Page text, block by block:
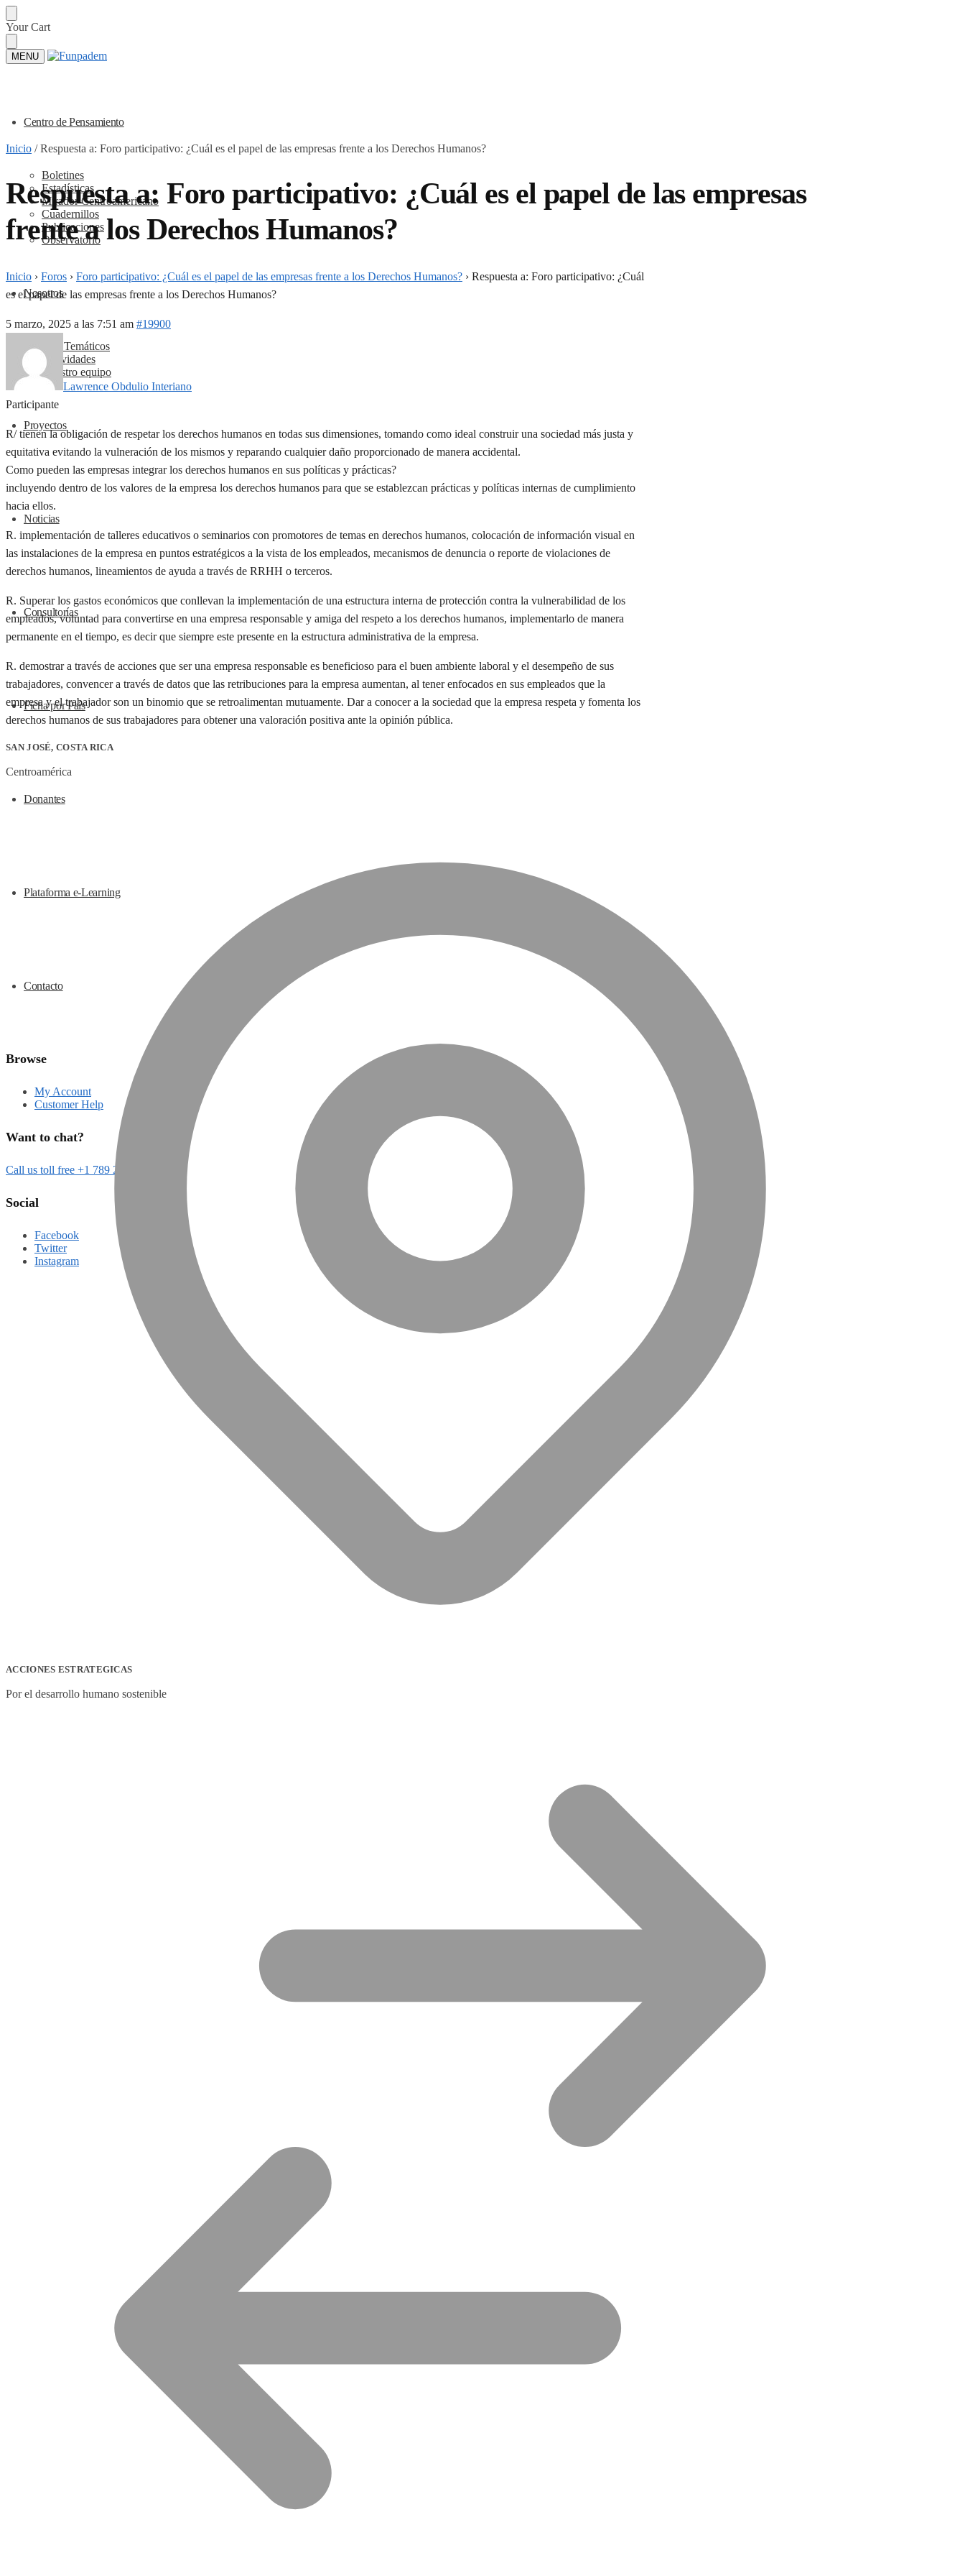
Skip
to
navigation
Skip
to
content
Your Cart
MENU
Centro de Pensamiento
Boletines
Estadísticas
Mirador Centroamericano
Cuadernillos
Publicaciones
Observatorio
Nosotros
Ejes Temáticos
Actividades
Nuestro equipo
Proyectos
Noticias
Consultorías
Ficha por País
Donantes
Plataforma e-Learning
Contacto
Browse
My Account
Customer Help
Want to chat?
Call us toll free +1 789 2000
Social
Facebook
Twitter
Instagram
Inicio /Respuesta a: Foro participativo: ¿Cuál es el papel de las empresas frente a los Derechos Humanos?
Respuesta a: Foro participativo: ¿Cuál es el papel de las empresas
frente a los Derechos Humanos?
Inicio › Foros › Foro participativo: ¿Cuál es el papel de las empresas frente a los Derechos Humanos? › Respuesta a: Foro participativo: ¿Cuál
es el papel de las empresas frente a los Derechos Humanos?
5 marzo, 2025 a las 7:51 am #19900
Lawrence Obdulio Interiano
Participante
R/ tienen la obligación de respetar los derechos humanos en todas sus dimensiones, tomando como ideal construir una sociedad más justa y
equitativa evitando la vulneración de los mismos y reparando cualquier daño proporcionado de manera accidental.
Como pueden las empresas integrar los derechos humanos en sus políticas y prácticas?
incluyendo dentro de los valores de la empresa los derechos humanos para que se establezcan prácticas y políticas internas de cumplimiento
hacia ellos.
R. implementación de talleres educativos o seminarios con promotores de temas en derechos humanos, colocación de información visual en
las instalaciones de la empresa en puntos estratégicos a la vista de los empleados, mecanismos de denuncia o reporte de violaciones de
derechos humanos, lineamientos de ayuda a través de RRHH o terceros.
R. Superar los gastos económicos que conllevan la implementación de una estructura interna de protección contra la vulnerabilidad de los
empleados, voluntad para convertirse en una empresa responsable y amiga del respeto a los derechos humanos, implementarlo de manera
permanente en el tiempo, es decir que siempre este presente en la estructura administrativa de la empresa.
R. demostrar a través de acciones que ser una empresa responsable es beneficioso para el buen ambiente laboral y el desempeño de sus
trabajadores, convencer a través de datos que las retribuciones para la empresa aumentan, al tener enfocados en sus empleados que la
empresa y el trabajador son un binomio que se retroalimentan mutuamente. Dar a conocer a la sociedad que la empresa respeta y fomenta los
derechos humanos de sus trabajadores para obtener una valoración positiva ante la opinión pública.
SAN JOSÉ, COSTA RICA
Centroamérica
ACCIONES ESTRATEGICAS
Por el desarrollo humano sostenible